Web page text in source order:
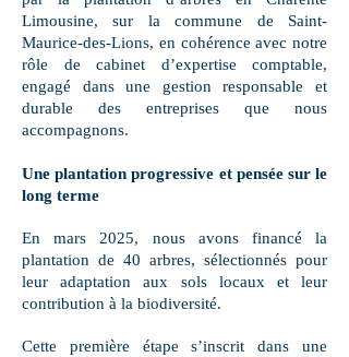
Limousine, sur la commune de Saint-
Maurice-des-Lions, en cohérence avec notre
rôle de cabinet d’expertise comptable,
engagé dans une gestion responsable et
durable des entreprises que nous
accompagnons.
Une plantation progressive et pensée sur le
long terme
En mars 2025, nous avons financé la
plantation de 40 arbres, sélectionnés pour
leur adaptation aux sols locaux et leur
contribution à la biodiversité.
Cette première étape s’inscrit dans une